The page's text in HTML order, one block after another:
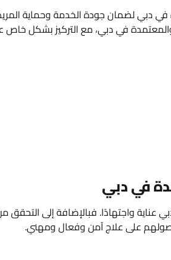
في دبي لضمان جودة الخدمة وحماية
في دبي، مع التركيز بشكل خاص
في دبي
عناية واجتهادًا. فبالإضافة إلى التحقق
على علاج آمن وفعال ومهني.